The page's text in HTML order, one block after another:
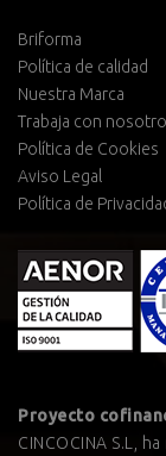
Briforma
Política de calidad
Nuestra Marca
Trabaja con
Política de Cookies
Aviso Legal
Política de
Proyecto
CINCOCINA S.L,